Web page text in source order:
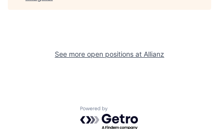
See more open positions at Allianz
Powered by Getro.com